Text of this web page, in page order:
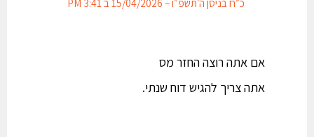
כ״ח בניסן ה׳תשפ״ו – 15/04/2026 ב 3:41 PM
אם אתה רוצה החזר מס
אתה צריך להגיש דוח שנתי.